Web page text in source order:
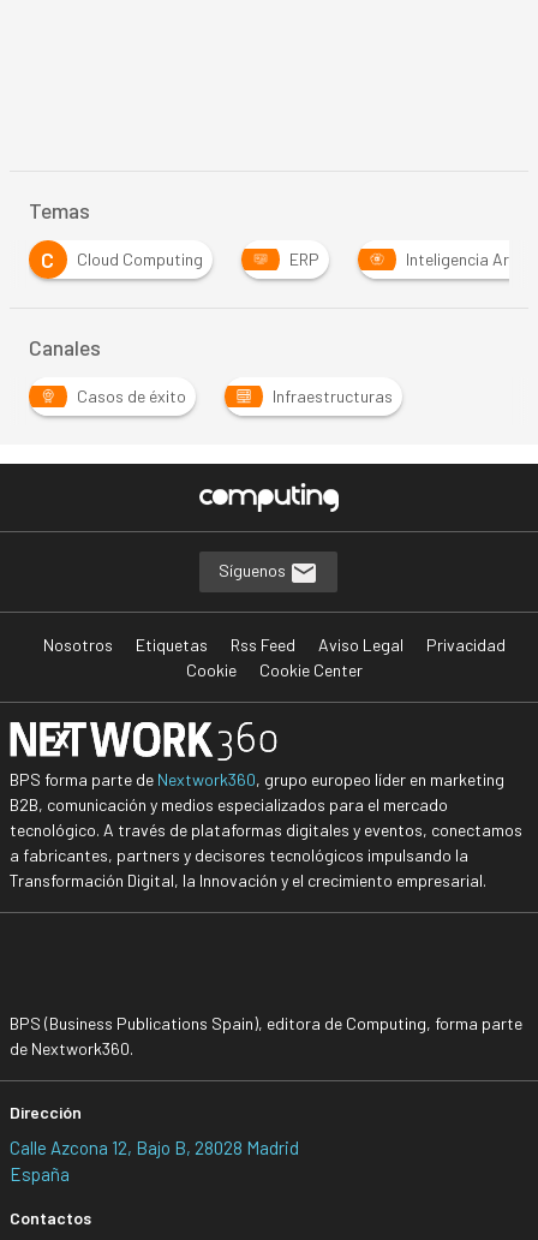
Temas
Cloud Computing ERP Inteligencia Artificial
Canales
Casos de éxito Infraestructuras
Síguenos
Nosotros Etiquetas Rss Feed Aviso Legal
Privacidad
Cookie
Cookie Center
BPS forma parte de Nextwork360, grupo europeo líder en marketing
B2B, comunicación y medios especializados para el mercado
tecnológico. A través de plataformas digitales y eventos, conectamos
a fabricantes, partners y decisores tecnológicos impulsando la
Transformación Digital, la Innovación y el crecimiento empresarial.
BPS (Business Publications Spain), editora de Computing, forma parte
de Nextwork360.
Dirección
Calle Azcona 12, Bajo B, 28028 Madrid
España
Contactos